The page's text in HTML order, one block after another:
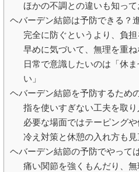
ほかの不調との違いも知っ
ヘバーデン結節は予防できる？
完全に防ぐというより、負
早めに気づいて、無理を重
日常で意識したいのは「休
い」
ヘバーデン結節を予防するため
指を使いすぎない工夫を取り
必要な場面ではテーピングや
冷え対策と休憩の入れ方も
ヘバーデン結節の予防でやって
痛い関節を強くもんだり、